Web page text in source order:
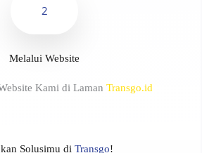
2
Melalui Website
Kami di Laman Transgo.id
Solusimu di Transgo!